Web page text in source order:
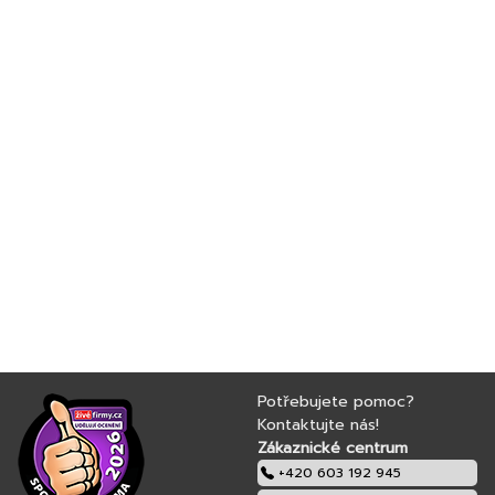
Potřebujete pomoc?
Kontaktujte nás!
Zákaznické centrum
+420 603 192 945